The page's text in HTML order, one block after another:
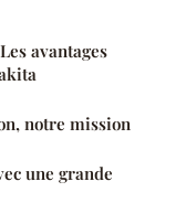
avantages
notre mission
une grande